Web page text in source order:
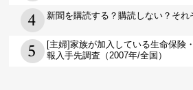
新聞を購読する？購読しない？そ
[主婦]家族が加入している生命保険
報入手先調査（2007年/全国）